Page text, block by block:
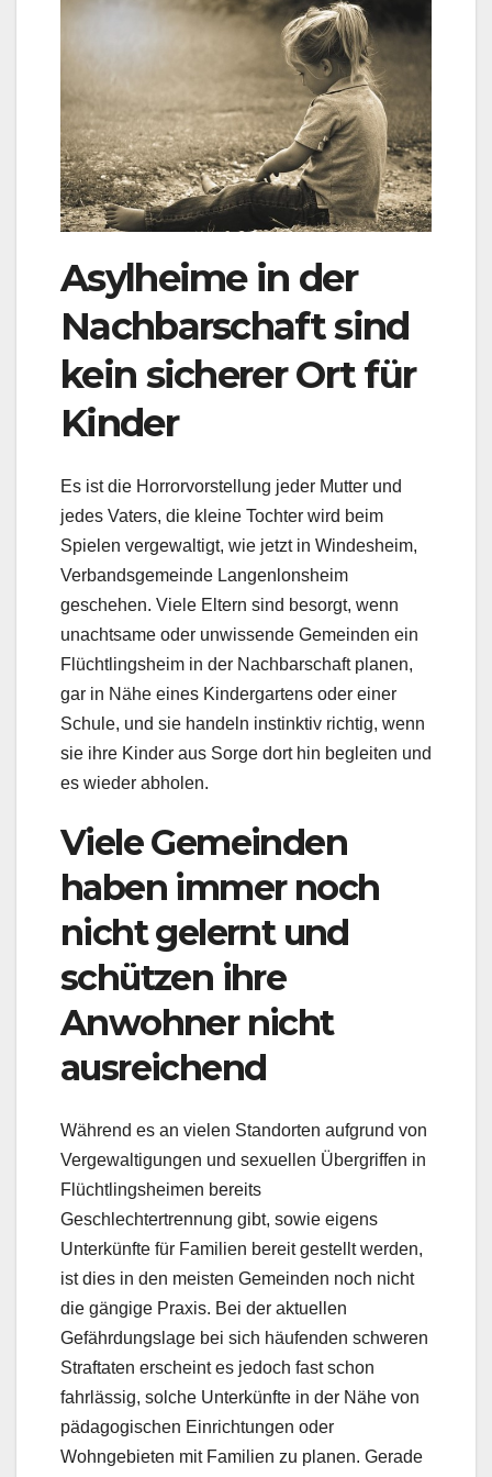
o
o
k
r
A
p
p
g
e
e
Asylheime in der
Nachbarschaft sind
kein sicherer Ort für
Kinder
Es ist die Horrorvorstellung jeder Mutter und
jedes Vaters, die kleine Tochter wird beim
Spielen vergewaltigt, wie jetzt in Windesheim,
Verbandsgemeinde Langenlonsheim
geschehen. Viele Eltern sind besorgt, wenn
unachtsame oder unwissende Gemeinden ein
Flüchtlingsheim in der Nachbarschaft planen,
gar in Nähe eines Kindergartens oder einer
Schule, und sie handeln instinktiv richtig, wenn
sie ihre Kinder aus Sorge dort hin begleiten und
es wieder abholen.
Viele Gemeinden
haben immer noch
nicht gelernt und
schützen ihre
Anwohner nicht
ausreichend
Während es an vielen Standorten aufgrund von
Vergewaltigungen und sexuellen Übergriffen in
Flüchtlingsheimen bereits
Geschlechtertrennung gibt, sowie eigens
Unterkünfte für Familien bereit gestellt werden,
ist dies in den meisten Gemeinden noch nicht
die gängige Praxis. Bei der aktuellen
Gefährdungslage bei sich häufenden schweren
Straftaten erscheint es jedoch fast schon
fahrlässig, solche Unterkünfte in der Nähe von
pädagogischen Einrichtungen oder
Wohngebieten mit Familien zu planen. Gerade